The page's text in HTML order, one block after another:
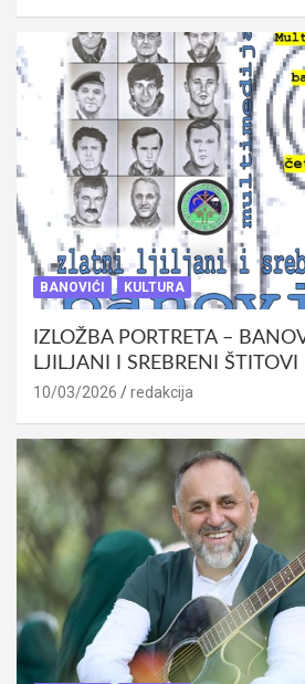
BANOVIĆI KULTURA
IZLOŽBA PORTRETA –
LJILJANI I SREBRENI ŠTITOVI
10/03/2026 redakcija